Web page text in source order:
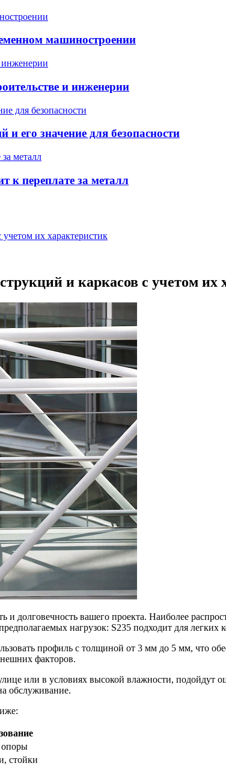
машиностроении
и инженерии
его значение для безопасности
к переплате за металл
их характеристик
и каркасов с учетом их
долговечность вашего проекта. Наиболее
нагрузок: S235 подходит для легких
профиль с толщиной от 3 мм до 5 мм, что
факторов.
или в условиях высокой влажности,
обслуживание.
опоры
стойки